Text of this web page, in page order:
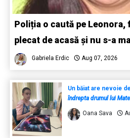
Poliția o caută pe Leonora,
plecat de acasă și nu s-a
Gabriela Erdic Aug 07, 2026
Un băiat are nevoie
îndrepta drumul lui
Oana Sava